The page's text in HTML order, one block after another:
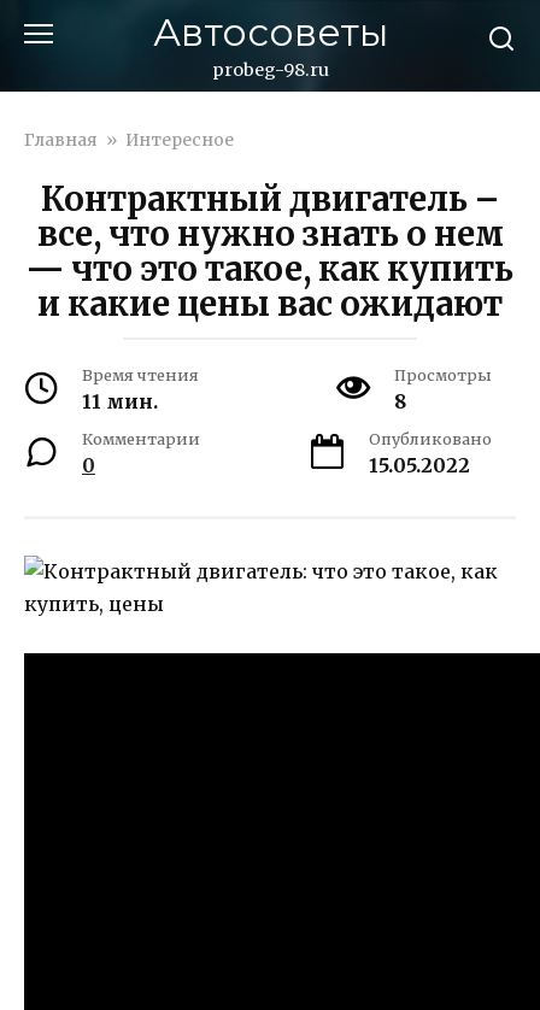
Автосоветы
probeg-98.ru
Главная » Интересное
Контрактный двигатель –
все, что нужно знать о нем
— что это такое, как купить
и какие цены вас ожидают
Время чтения
11 мин.
Просмотры
8
Комментарии
0
Опубликовано
15.05.2022